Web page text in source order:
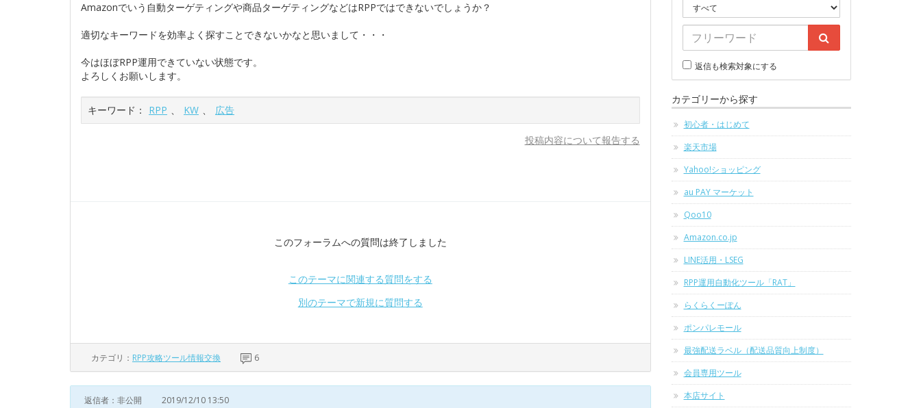
Amazonでいう自動ターゲティングや商品ターゲティングなどはRPPではできないでしょうか？
適切なキーワードを効率よく探すことできないかなと思いまして・・・
今はほぼRPP運用できていない状態です。
よろしくお願いします。
キーワード： RPP 、 KW 、 広告
投稿内容について報告する
このフォーラムへの質問は終了しました
このテーマに関連する質問をする
別のテーマで新規に質問する
カテゴリ： RPP攻略ツール情報交換 6
返信者：非公開 2019/12/10 13:50
返信も検索対象にする
カテゴリーから探す
初心者・はじめて
楽天市場
Yahoo!ショッピング
au PAY マーケット
Qoo10
Amazon.co.jp
LINE活用・LSEG
RPP運用自動化ツール「RAT」
らくらくーぽん
ポンパレモール
最強配送ラベル（配送品質向上制度）
会員専用ツール
本店サイト